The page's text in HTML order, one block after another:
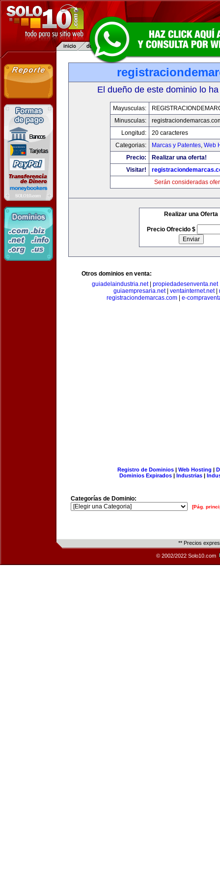
El dueño de este dominio lo
Mayusculas:
Minusculas:
Longitud:
20 caracteres
Categorias:
Marcas y Patentes, Web
Precio:
Realizar una oferta!
Visitar!
Serán consideradas
Realizar una Oferta
Precio Ofrecido $
Otros dominios en venta:
guiadelaindustria.net propiedadesenventa.net
guiaempresaria.net| ventainternet.net|
registraciondemarcas.com
e-
Registro de Dominios| Web Hosting |
Dominios Expirados | Industrias |
Categorías de Dominio:
[Pág.
** Precios
© 2002/2022 Solo10.com